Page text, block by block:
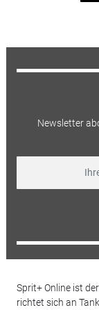
Newsletter
Sprit+ Online ist
richtet sich an